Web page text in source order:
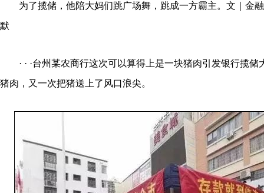
为了揽储，他陪大妈们跳广场舞，跳成一方霸主。文｜金
默
· · ·台州某农商行这次可以算得上是一块猪肉引发银行揽储
猪肉，又一次把猪送上了风口浪尖。